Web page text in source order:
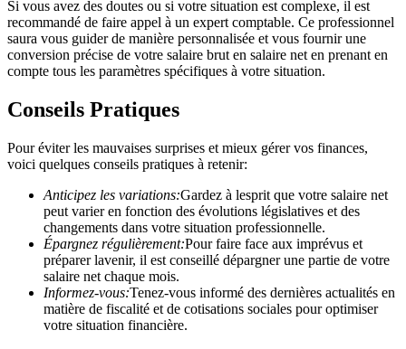
Si vous avez des doutes ou si votre situation est complexe, il est
recommandé de faire appel à un expert comptable. Ce professionnel
saura vous guider de manière personnalisée et vous fournir une
conversion précise de votre salaire brut en salaire net en prenant en
compte tous les paramètres spécifiques à votre situation.
Conseils Pratiques
Pour éviter les mauvaises surprises et mieux gérer vos finances,
voici quelques conseils pratiques à retenir:
Anticipez les variations:Gardez à lesprit que votre salaire net
peut varier en fonction des évolutions législatives et des
changements dans votre situation professionnelle.
Épargnez régulièrement:Pour faire face aux imprévus et
préparer lavenir, il est conseillé dépargner une partie de votre
salaire net chaque mois.
Informez-vous:Tenez-vous informé des dernières actualités en
matière de fiscalité et de cotisations sociales pour optimiser
votre situation financière.